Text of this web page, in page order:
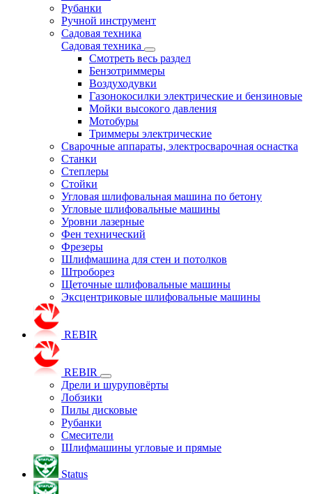
Рубанки
Ручной инструмент
Садовая техника
Садовая техника
Смотреть весь раздел
Бензотриммеры
Воздуходувки
Газонокосилки электрические и бензиновые
Мойки высокого давления
Мотобуры
Триммеры электрические
Сварочные аппараты, электросварочная оснастка
Станки
Степлеры
Стойки
Угловая шлифовальная машина по бетону
Угловые шлифовальные машины
Уровни лазерные
Фен технический
Фрезеры
Шлифмашина для стен и потолков
Штроборез
Щеточные шлифовальные машины
Эксцентриковые шлифовальные машины
REBIR
REBIR
Дрели и шуруповёрты
Лобзики
Пилы дисковые
Рубанки
Смесители
Шлифмашины угловые и прямые
Status